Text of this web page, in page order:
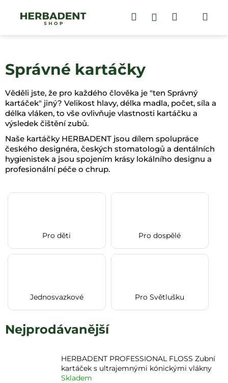
HledatPřihlášení
Nákupní
Správné kartáčky
Věděli jste, že pro každého člověka je "ten Správný
kartáček" jiný? Velikost hlavy, délka madla, počet, síla a
délka vláken, to vše ovlivňuje vlastnosti kartáčku a
výsledek čištění zubů.
Naše kartáčky HERBADENT jsou dílem spolupráce
českého designéra, českých stomatologů a dentálních
hygienistek a jsou spojením krásy lokálního designu a
profesionální péče o chrup.
Pro děti Pro dospělé
Jednosvazkové Pro Světlušku
Nejprodávanější
HERBADENT PROFESSIONAL FLOSS Zubní
kartáček s ultrajemnými kónickými vlákny
Skladem
Zpět
Zpět
o
p
o
t
ř
e
b
u
j
j
HLEDAT